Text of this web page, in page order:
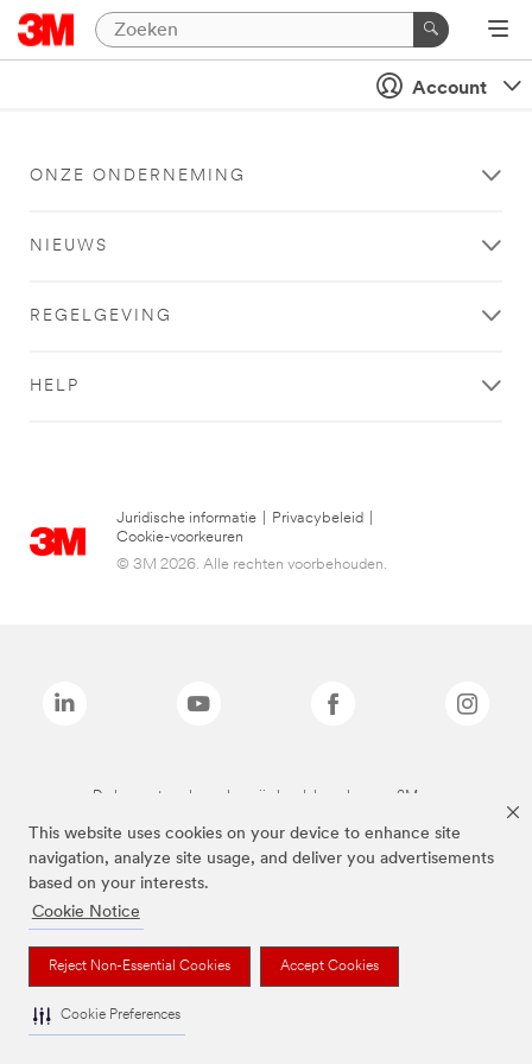
This website uses cookies on your device to enhance site
navigation, analyze site usage, and deliver you advertisements
based on your interests.
Cookie Notice
Reject Non-Essential Cookies Accept Cookies
Cookie Preferences
Account
ONZE ONDERNEMING
NIEUWS
REGELGEVING
HELP
Juridische informatie Privacybeleid
Cookie-voorkeuren
© 3M 2026. Alle rechten voorbehouden.
De bovenstaande merken zijn handelsmerken van 3M.we